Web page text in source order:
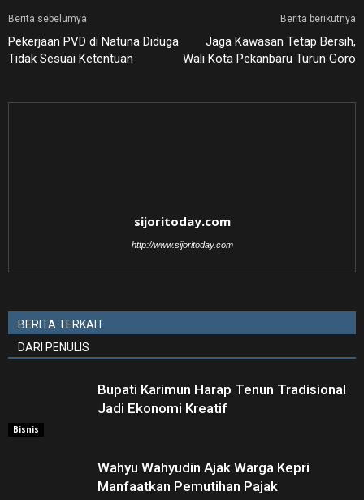
Berita sebelumya
Pekerjaan PVD di Natuna Diduga
Tidak Sesuai Ketentuan
Berita berikutnya
Jaga Kawasan Tetap Bersih,
Wali Kota Pekanbaru Turun Goro
sijoritoday.com
http://www.sijoritoday.com
BERITA TERKAIT
DARI PENULIS
Bisnis
Bupati Karimun Harap Tenun Tradisional
Jadi Ekonomi Kreatif
Wahyu Wahyudin Ajak Warga Kepri
Manfaatkan Pemutihan Pajak